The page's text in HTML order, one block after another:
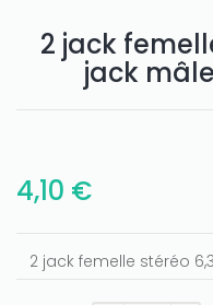
2 jack
jack
4,10 €
2 jack femelle stéréo